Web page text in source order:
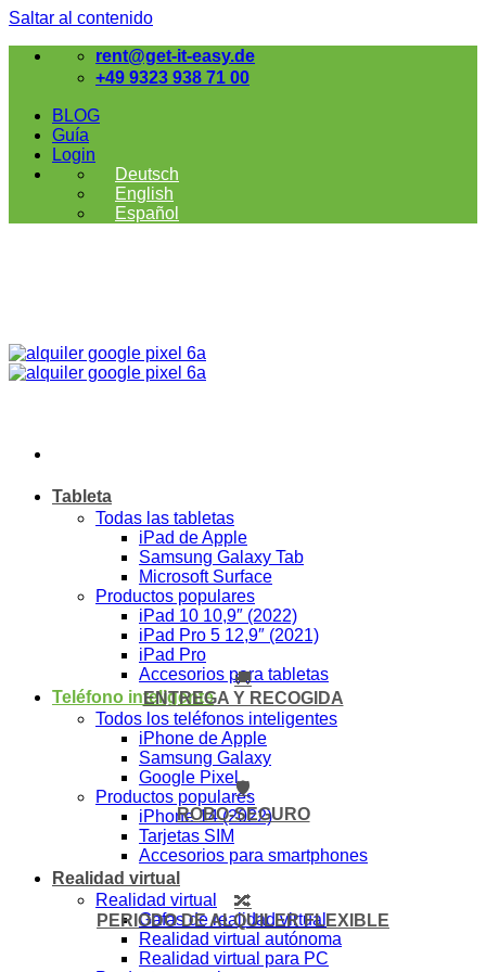
Saltar al contenido
rent@get-it-easy.de
+49 9323 938 71 00
BLOG
Guía
Login
Deutsch
English
Español
Tableta
Todas las tabletas
iPad de Apple
Samsung Galaxy Tab
Microsoft Surface
Productos populares
iPad 10 10,9″ (2022)
iPad Pro 5 12,9″ (2021)
iPad Pro
Accesorios para tabletas
Teléfono inteligente
Todos los teléfonos inteligentes
iPhone de Apple
Samsung Galaxy
Google Pixel
Productos populares
iPhone 14 (2022)
Tarjetas SIM
Accesorios para smartphones
Realidad virtual
Realidad virtual
Gafas de realidad virtual
Realidad virtual autónoma
Realidad virtual para PC
🚚
ENTREGA Y RECOGIDA
🛡️
ROBO-SEGURO
🔀
PERIODO DE ALQUILER FLEXIBLE